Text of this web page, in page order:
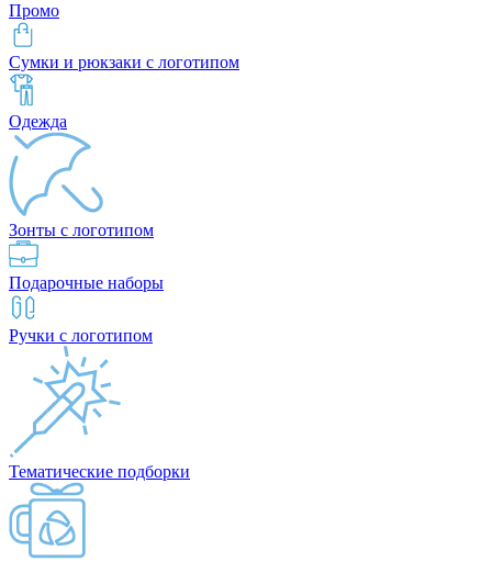
Промо
Сумки и рюкзаки с логотипом
Одежда
Зонты с логотипом
Подарочные наборы
Ручки с логотипом
Тематические подборки